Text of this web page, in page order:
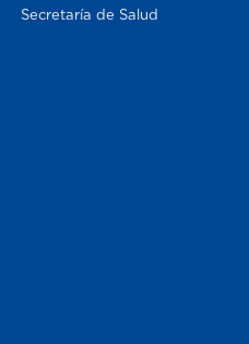
Secretaría de Salud